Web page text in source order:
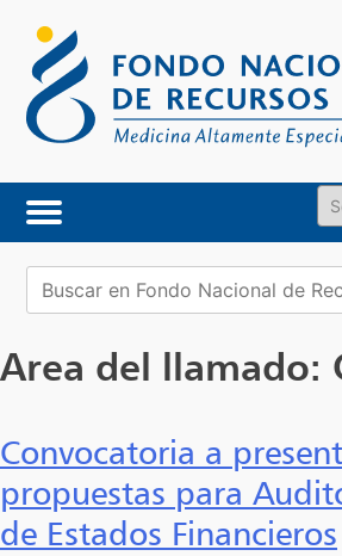
content
Buscar:
Area del llamado:
Convocatoria a
propuestas para
de Estados Financieros